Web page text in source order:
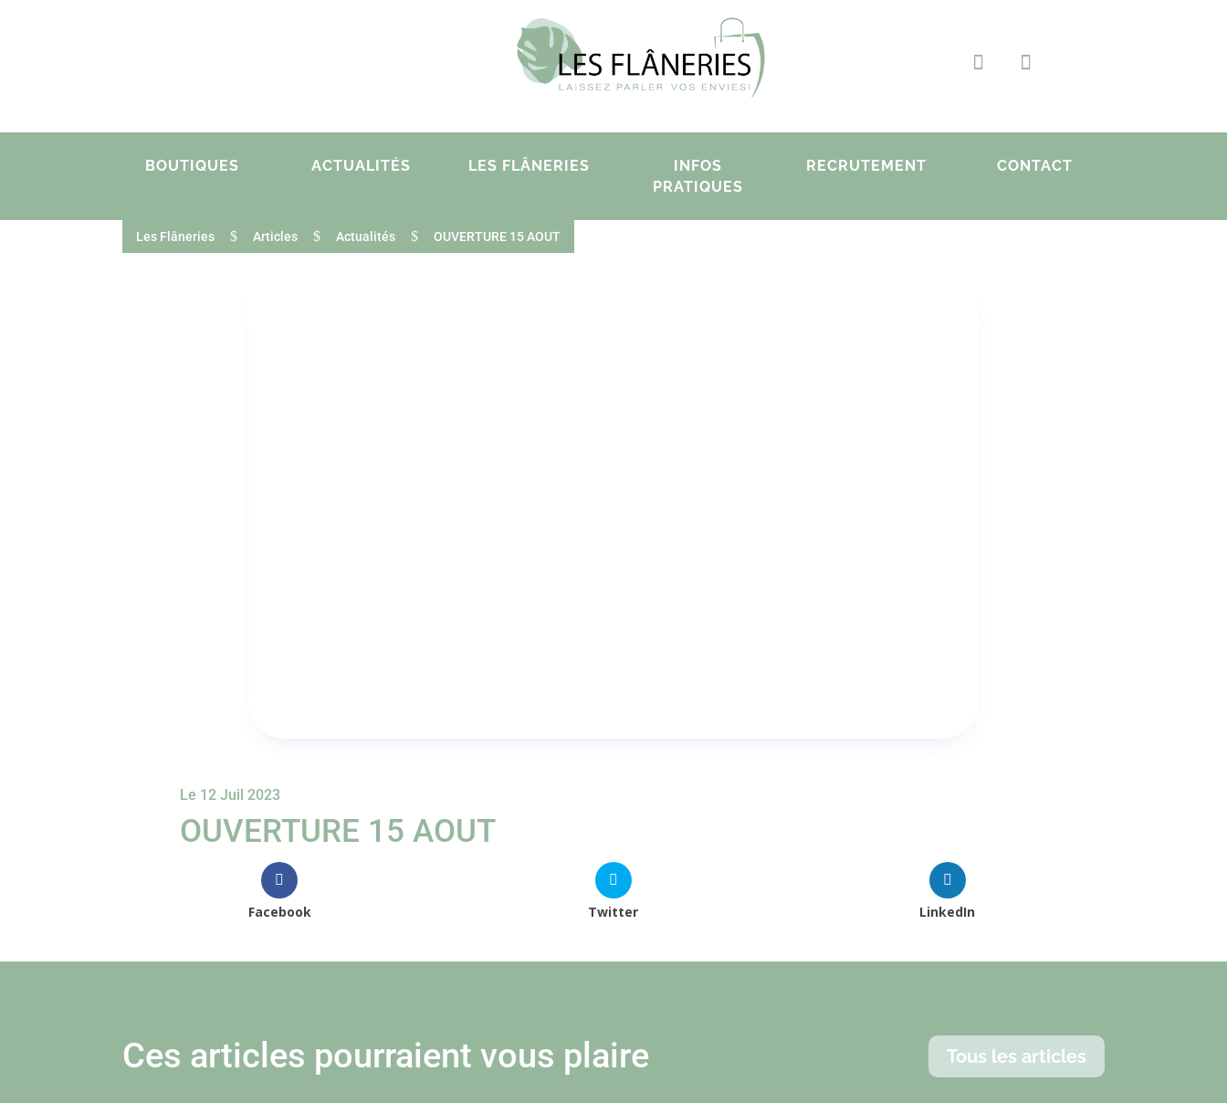
BOUTIQUES ACTUALITÉS LES FLÂNERIES
INFOS
PRATIQUES
RECRUTEMENT CONTACT
Les Flâneries $ Articles $ Actualités $ OUVERTURE 15 AOUT
Le 12 Juil 2023
OUVERTURE 15 AOUT
Facebook Twitter LinkedIn
Ces articles pourraient vous plaire Tous les articles